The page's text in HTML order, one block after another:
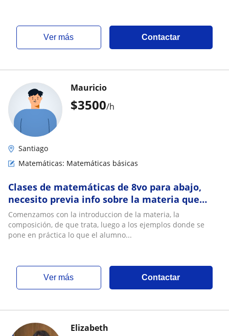
ver más Contactar
$3500/h
Mauricio
Santiago
Matemáticas: Matemáticas básicas
Clases de matemáticas de 8vo para abajo,
necesito previa info sobre la materia que
esta pasando
Comenzamos con la introduccion de la materia, la
composición, de que trata, luego a los ejemplos donde se
pone en práctica lo que el alumno...
ver más Contactar
Elizabeth